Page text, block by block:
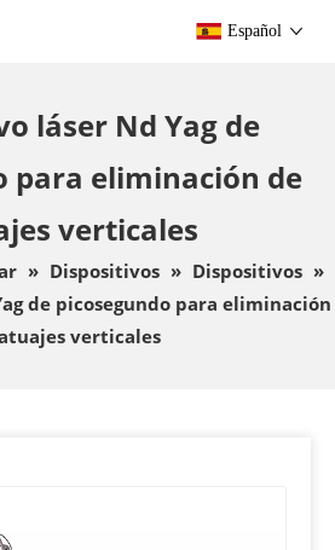
Español
láser Nd Yag de
para eliminación de
verticales
» Dispositivos » Dispositivos »
de picosegundo para eliminación
verticales